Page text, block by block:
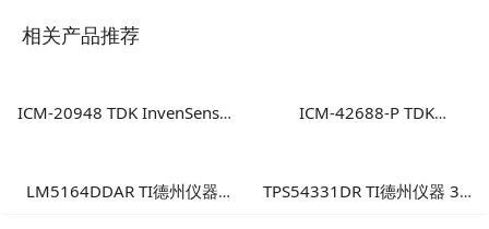
相关产品推荐
ICM-20948 TDK InvenSense
ICM-42688-P TDK
LM5164DDAR TI德州仪器
TPS54331DR TI德州仪器 3A